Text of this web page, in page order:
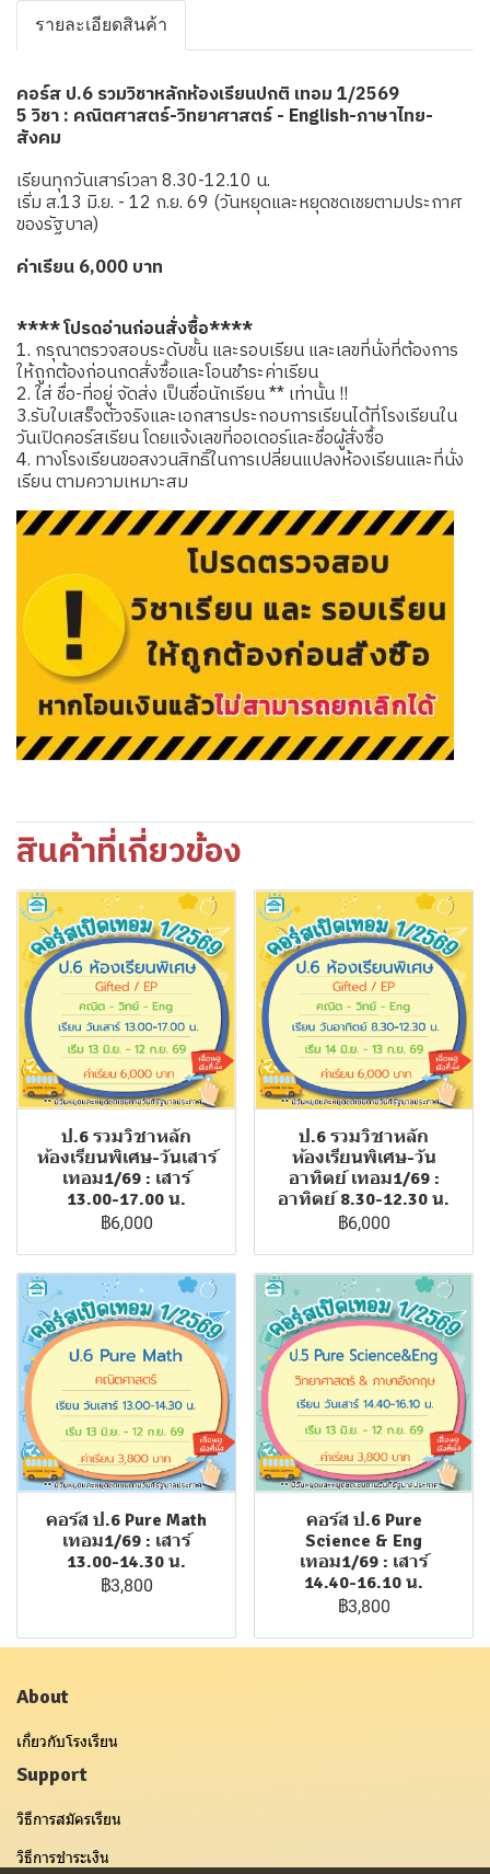
รายละเอียดสินค้า
คอร์ส ป.6 รวมวิชาหลักห้องเรียนปกติ เทอม 1/2569
5 วิชา : คณิตศาสตร์-วิทยาศาสตร์ - English-ภาษาไทย-
สังคม
เรียนทุกวันเสาร์เวลา 8.30-12.10 น.
เริ่ม ส.13 มิ.ย. - 12 ก.ย. 69 (วันหยุดและหยุดชดเชยตามประกาศ
ของรัฐบาล)
ค่าเรียน 6,000 บาท
**** โปรดอ่านก่อนสั่งซื้อ****
1. กรุณาตรวจสอบระดับชั้น และรอบเรียน และเลขที่นั่งที่ต้องการ
ให้ถูกต้องก่อนกดสั่งซื้อและโอนชำระค่าเรียน
2. ใส่ ชื่อ-ที่อยู่ จัดส่ง เป็นชื่อนักเรียน ** เท่านั้น !!
3.รับใบเสร็จตัวจริงและเอกสารประกอบการเรียนได้ที่โรงเรียนใน
วันเปิดคอร์สเรียน โดยแจ้งเลขที่ออเดอร์และชื่อผู้สั่งซื้อ
4. ทางโรงเรียนขอสงวนสิทธิ์ในการเปลี่ยนแปลงห้องเรียนและที่นั่ง
เรียน ตามความเหมาะสม
สินค้าที่เกี่ยวข้อง
ป.6 รวมวิชาหลัก
ห้องเรียนพิเศษ-วันเสาร์
เทอม1/69 : เสาร์
13.00-17.00 น.
฿6,000
ป.6 รวมวิชาหลัก
ห้องเรียนพิเศษ-วัน
อาทิตย์ เทอม1/69 :
อาทิตย์ 8.30-12.30 น.
฿6,000
คอร์ส ป.6 Pure Math
เทอม1/69 : เสาร์
13.00-14.30 น.
฿3,800
คอร์ส ป.6 Pure
Science & Eng
เทอม1/69 : เสาร์
14.40-16.10 น.
฿3,800
About
เกี่ยวกับโรงเรียน
Support
วิธีการสมัครเรียน
วิธีการชำระเงิน